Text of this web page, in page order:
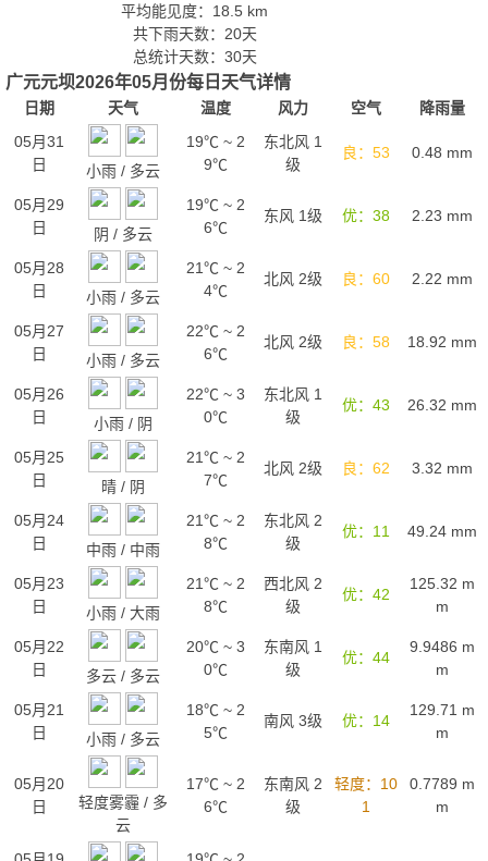
平均能见度：18.5 km
共下雨天数：20天
总统计天数：30天
广元元坝2026年05月份每日天气详情
日期 天气 温度 风力 空气
降雨量
05月31
日
小雨 / 多云
19℃ ~ 2
9℃
东北风 1
级
良：53 0.48 mm
05月29
日
阴 / 多云
19℃ ~ 2
6℃
东风 1级 优：38 2.23 mm
05月28
日
小雨 / 多云
21℃ ~ 2
4℃
北风 2级 良：60 2.22 mm
05月27
日
小雨 / 多云
22℃ ~ 2
6℃
北风 2级 良：58 18.92 mm
05月26
日
小雨 / 阴
22℃ ~ 3
0℃
东北风 1
级
优：43 26.32 mm
05月25
日
晴 / 阴
21℃ ~ 2
7℃
北风 2级 良：62 3.32 mm
05月24
日
中雨 / 中雨
21℃ ~ 2
8℃
东北风 2
级
优：11 49.24 mm
05月23
日
小雨 / 大雨
21℃ ~ 2
8℃
西北风 2
级
优：42
125.32 m
m
05月22
日
多云 / 多云
20℃ ~ 3
0℃
东南风 1
级
优：44
9.9486 m
m
05月21
日
小雨 / 多云
18℃ ~ 2
5℃
南风 3级 优：14
129.71 m
m
05月20
日
轻度雾霾 / 多
云
17℃ ~ 2
6℃
东南风 2
级
轻度：10
1
0.7789 m
m